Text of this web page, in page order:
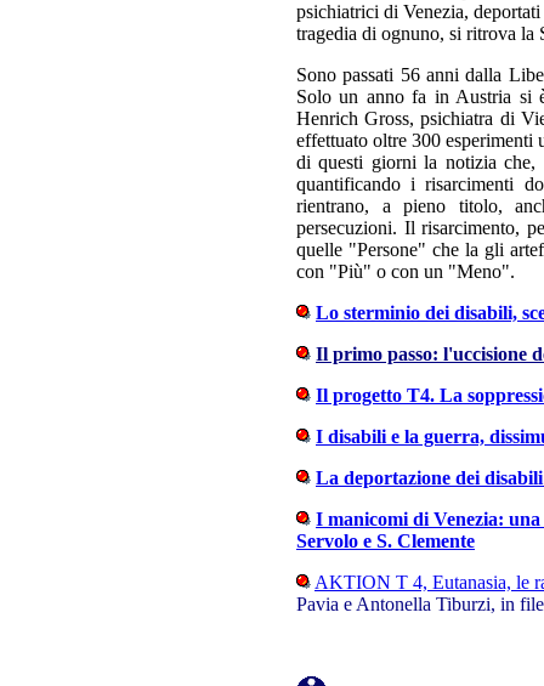
psichiatrici di Venezia,
tragedia di ognuno, si ritrova la
Sono passati 56 anni dalla
Solo un anno fa in Austria si
Henrich Gross, psichiatra di
effettuato oltre 300 esperimenti
di questi giorni la notizia che,
quantificando i risarcimenti
rientrano, a pieno titolo,
persecuzioni. Il risarcimento,
quelle "Persone" che la gli
con "Più" o con un "Meno".
Lo sterminio dei disabili,
Il primo passo: l'uccisione
Il progetto T4. La
I disabili e la guerra,
La deportazione dei
I manicomi di Venezia:
Servolo e S. Clemente
AKTION T 4, Eutanasia, le
Pavia e Antonella Tiburzi, in